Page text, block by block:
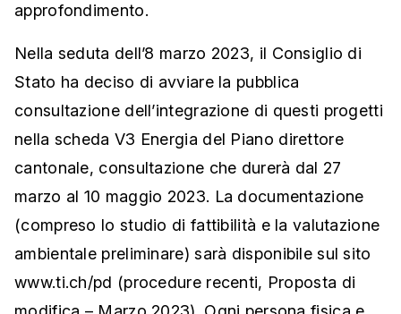
approfondimento.
Nella seduta dell’8 marzo 2023, il Consiglio di
Stato ha deciso di avviare la pubblica
consultazione dell’integrazione di questi progetti
nella scheda V3 Energia del Piano direttore
cantonale, consultazione che durerà dal 27
marzo al 10 maggio 2023. La documentazione
(compreso lo studio di fattibilità e la valutazione
ambientale preliminare) sarà disponibile sul sito
www.ti.ch/pd (procedure recenti, Proposta di